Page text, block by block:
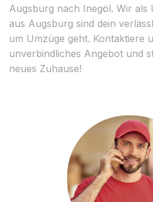
Augsburg nach Inegöl. Wir als
aus Augsburg sind dein
um Umzüge geht. Kontaktiere
unverbindliches Angebot und
neues Zuhause!